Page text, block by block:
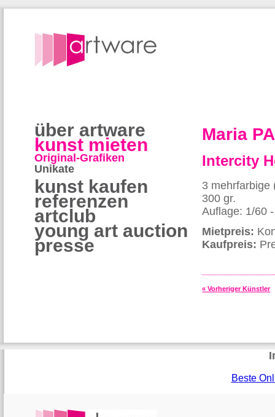
über artware
kunst mieten
Original-Grafiken
Unikate
kunst kaufen
referenzen
artclub
young art auction
presse
Maria
Intercity
3 mehrfarbige
300 gr.
Auflage: 1/60
Mietpreis:
Kaufpreis:
« Vorheriger Künstler
Beste